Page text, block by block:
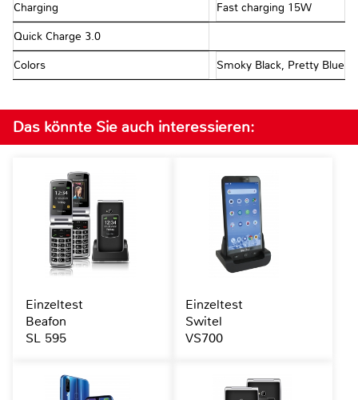
Charging Fast charging 15W
Quick Charge 3.0
Colors Smoky Black, Pretty Blue
Das könnte Sie auch interessieren:
Einzeltest
Beafon
SL 595
Einzeltest
Switel
VS700